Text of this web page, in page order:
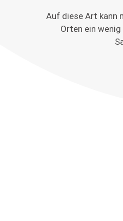
Auf diese Art kann
Orten ein